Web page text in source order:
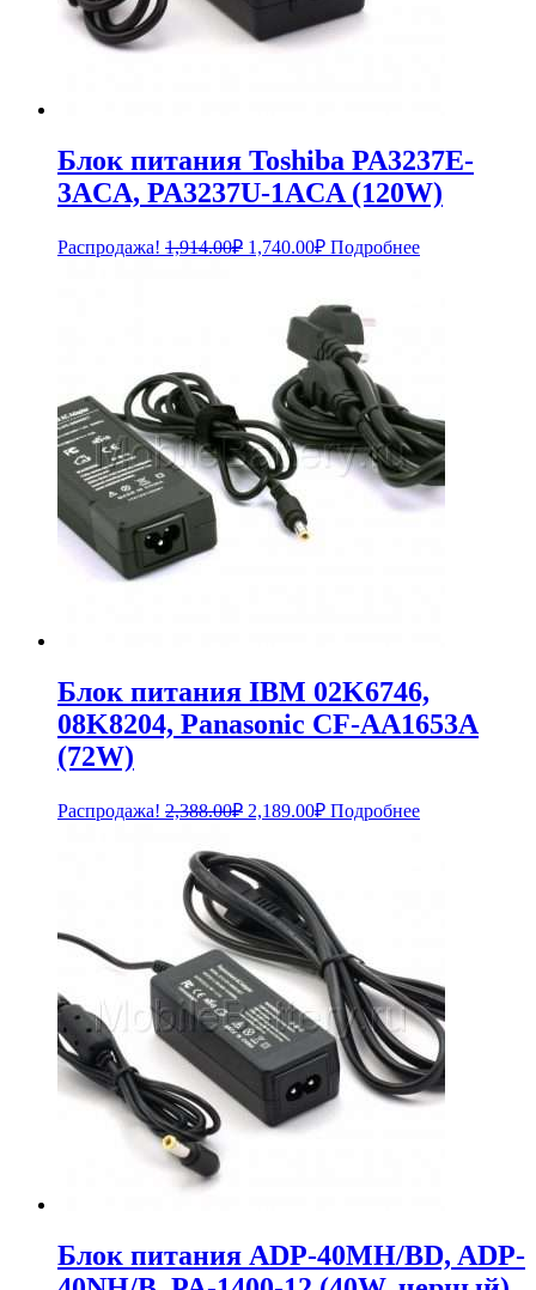
Блок питания Toshiba PA3237E-
3ACA, PA3237U-1ACA (120W)
Распродажа! 1,914.00₽ Первоначальная
1,914.00₽.
1,740.00₽Текущая
цена:
Подробнее
Блок питания IBM 02K6746,
08K8204, Panasonic CF-AA1653A
(72W)
Распродажа! 2,388.00₽ Первоначальная
2,388.00₽.
2,189.00₽Текущая
цена:
Подробнее
Блок питания ADP-40MH/BD, ADP-